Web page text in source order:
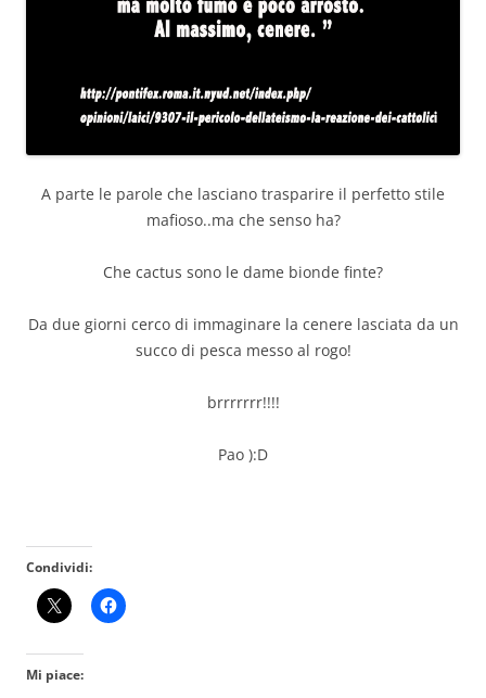
A parte le parole che lasciano trasparire il perfetto stile
mafioso..ma che senso ha?
Che cactus sono le dame bionde finte?
Da due giorni cerco di immaginare la cenere lasciata da un
succo di pesca messo al rogo!
brrrrrrr!!!!
Pao ):D
Condividi:
Mi piace: